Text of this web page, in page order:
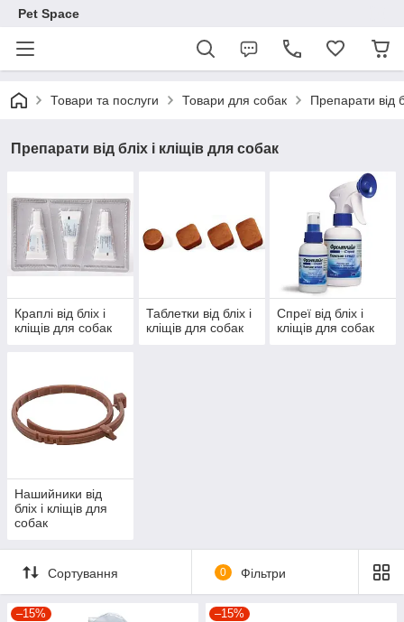
Pet Space
Товари та послуги Товари для собак Препарати від
Препарати від бліх і кліщів для собак
Краплі від бліх і
кліщів для собак
Таблетки від бліх і
кліщів для собак
Спреї від бліх і
кліщів для собак
Нашийники від
бліх і кліщів для
собак
Сортування 0 Фільтри
–15% –15%